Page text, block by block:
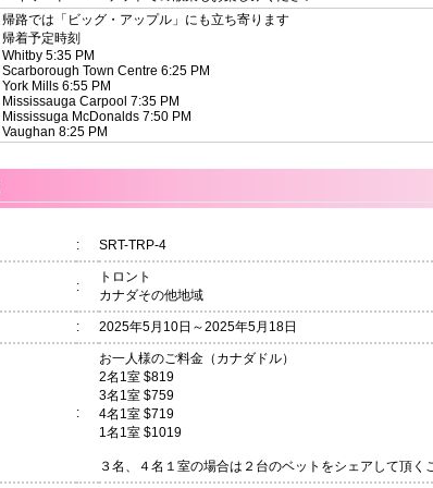
帰路では「ビッグ・アップル」にも立ち寄ります
帰着予定時刻
Whitby 5:35 PM
Scarborough Town Centre 6:25 PM
York Mills 6:55 PM
Mississauga Carpool 7:35 PM
Mississuga McDonalds 7:50 PM
Vaughan 8:25 PM
: SRT-TRP-4
:
トロント
カナダその他地域
: 2025年5月10日～2025年5月18日
:
お一人様のご料金（カナダドル）
2名1室 $819
3名1室 $759
4名1室 $719
1名1室 $1019
３名、４名１室の場合は２台のベットをシェアして頂く